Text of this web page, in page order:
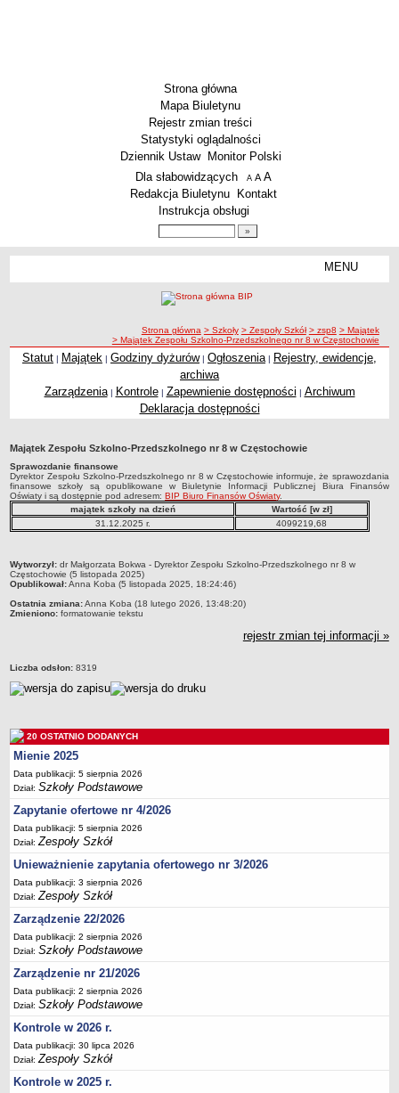
Strona główna
Mapa Biuletynu
Rejestr zmian treści
Statystyki oglądalności
Dziennik Ustaw
Monitor Polski
Menu dodatkowe
Dla słabowidzących A pomniejsz czcionkę
A standardowy rozmiar czcionki
A
Redakcja Biuletynu
Kontakt
Instrukcja obsługi
MENU
Zespoły Szkół
Techniczne Zakłady Naukowe
PRZEDSZKOLA
Przedszkola Miejskie
Zlikwidowane gimnazja
Przekształcone szkoły i placówki
Wielofunkcyjna Placówka
SPECJALNE OŚRODKI SZKOLNO-WYCHOWAWCZE
Specjalny Ośrodek nr 5
BURSA MIEJSKA
Dane podstawowe
Godziny dyżurów
Ogłoszenie
Kontrole
Rejestry, ewidencje, archiwa
Sprawozdania
Deklaracja dostępności
PORADNIE PSYCHOLOGICZNO-PEDAGOGICZNE
Zespół Poradni
BIURO FINANSÓW OŚWIATY
Dane podstawowe
Statut
Majątek
Godziny dyżurów
Ogłoszenia
Zarządzenia
Rejestry, ewidencje, archiwa
Kontrole
PONOWNE WYKORZYSTYWANIE
ścieżka nawigacji
Strona główna > Szkoły > Zespoły Szkół > zsp8 > Majątek
> Majątek Zespołu Szkolno-Przedszkolnego nr 8 w Częstochowie
Statut | Majątek | Godziny dyżurów| Ogłoszenia | Rejestry, ewidencje,
archiwa
Zarządzenia| Kontrole| Zapewnienie dostępności | Archiwum
Deklaracja dostępności
Majątek Zespołu Szkolno-Przedszkolnego nr 8 w Częstochowie
Sprawozdanie finansowe
Dyrektor Zespołu Szkolno-Przedszkolnego nr 8 w Częstochowie informuje, że sprawozdania
finansowe szkoły są opublikowane w Biuletynie Informacji Publicznej Biura Finansów
Oświaty i są dostępnie pod adresem:BIP Biuro Finansów Oświaty.
majątek szkoły na dzień
Wartość [w zł]
31.12.2025 r.
4099219,68
metryczka
Wytworzył: dr Małgorzata Bokwa - Dyrektor Zespołu Szkolno-Przedszkolnego nr 8 w
Częstochowie (5 listopada 2025)
Opublikował:Anna Koba (5 listopada 2025, 18:24:46)
Ostatnia zmiana:Anna Koba (18 lutego 2026, 13:48:20)
Zmieniono: formatowanie tekstu
rejestr zmian tej informacji »
Liczba odsłon: 8319
20 OSTATNIO DODANYCH
Mienie 2025
Data publikacji: 5 sierpnia 2026
Dział:Szkoły Podstawowe
Zapytanie ofertowe nr 4/2026
Data publikacji: 5 sierpnia 2026
Dział:Zespoły Szkół
Unieważnienie zapytania ofertowego nr 3/2026
Data publikacji: 3 sierpnia 2026
Dział:Zespoły Szkół
Zarządzenie 22/2026
Data publikacji: 2 sierpnia 2026
Dział:Szkoły Podstawowe
Zarządzenie nr 21/2026
Data publikacji: 2 sierpnia 2026
Dział:Szkoły Podstawowe
Kontrole w 2026 r.
Data publikacji: 30 lipca 2026
Dział:Zespoły Szkół
Kontrole w 2025 r.